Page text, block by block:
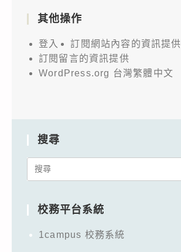
其他操作
登入
訂閱網站內容的資訊提供
訂閱留言的資訊提供
WordPress.org 台灣繁體中文
搜尋
Search
校務平台系統
1campus 校務系統